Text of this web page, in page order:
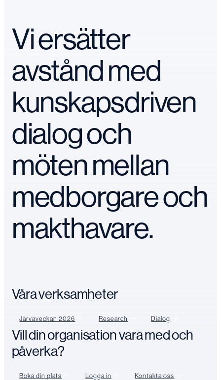
Vi ersätter
avstånd med
kunskapsdriven
dialog och
möten mellan
medborgare och
makthavare.
Våra verksamheter
Järvaveckan 2026 Research Dialog
Vill din organisation vara med och
påverka?
Boka din plats Logga in Kontakta oss